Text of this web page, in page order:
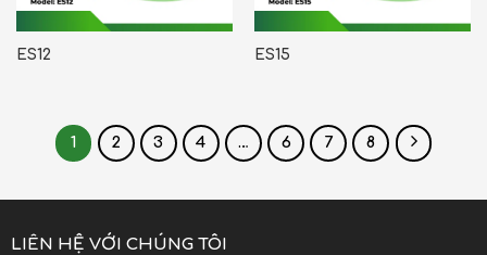
ES12 ES15
1 2 3 4 … 6 7 8
LIÊN HỆ VỚI CHÚNG TÔI